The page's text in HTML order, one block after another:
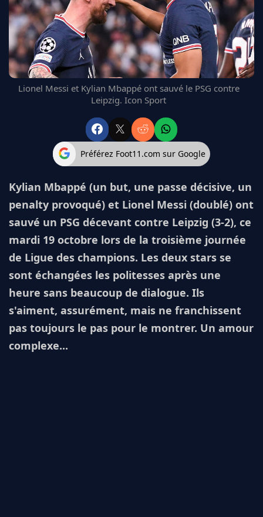
FC BARCELONE
MANCHESTER UNITED
CHELSEA
ARSENAL
BAYERN
L'AVIS DE LA RÉDAC'
Lionel Messi et Kylian Mbappé ont sauvé le PSG contre
Leipzig. Icon Sport
Préférez Foot11.com sur Google
Kylian Mbappé (un but, une passe décisive, un
penalty provoqué) et Lionel Messi (doublé) ont
sauvé un PSG décevant contre Leipzig (3-2), ce
mardi 19 octobre lors de la troisième journée
de Ligue des champions. Les deux stars se
sont échangées les politesses après une
heure sans beaucoup de dialogue. Ils
s'aiment, assurément, mais ne franchissent
pas toujours le pas pour le montrer. Un amour
complexe...